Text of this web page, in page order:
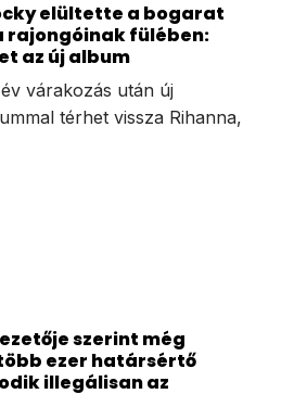
elültette a bogarat
rajongóinak fülében:
az új album
várakozás után új
térhet vissza Rihanna,
szerint még
ezer határsértő
illegálisan az